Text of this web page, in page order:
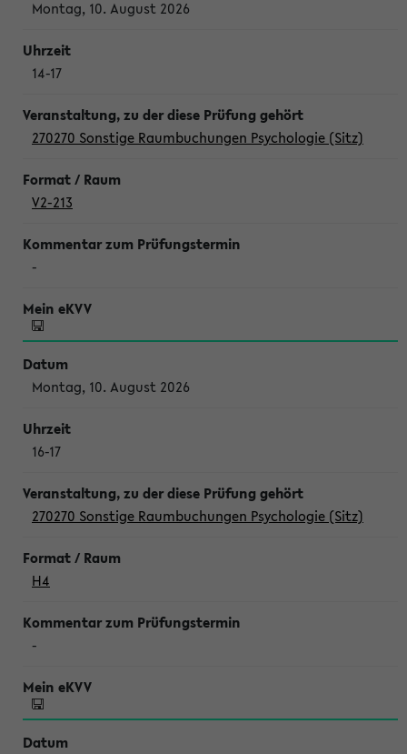
Montag, 10. August 2026
14-17
270270 Sonstige Raumbuchungen Psychologie (Sitz)
V2-213
-
Montag, 10. August 2026
16-17
270270 Sonstige Raumbuchungen Psychologie (Sitz)
H4
-